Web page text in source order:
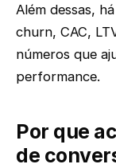
Além dessas,
churn, CAC,
números que
performance.
Por que
de